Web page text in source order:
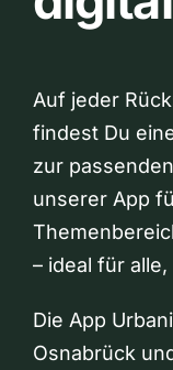
Auf jeder
findest Du
zur
unserer App
– ideal für
Die App
Osnabrück